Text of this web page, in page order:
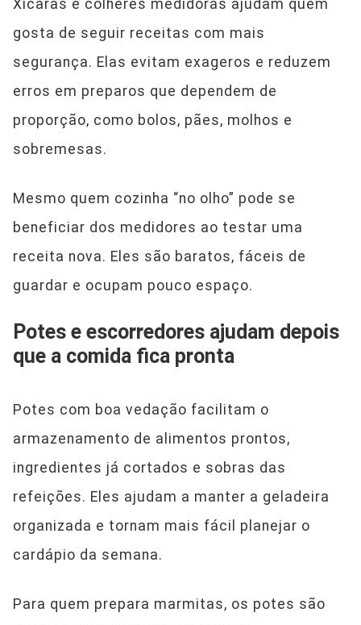
Xícaras e colheres medidoras ajudam quem
gosta de seguir receitas com mais
segurança. Elas evitam exageros e reduzem
erros em preparos que dependem de
proporção, como bolos, pães, molhos e
sobremesas.
Mesmo quem cozinha “no olho” pode se
beneficiar dos medidores ao testar uma
receita nova. Eles são baratos, fáceis de
guardar e ocupam pouco espaço.
Potes e escorredores ajudam depois
que a comida fica pronta
Potes com boa vedação facilitam o
armazenamento de alimentos prontos,
ingredientes já cortados e sobras das
refeições. Eles ajudam a manter a geladeira
organizada e tornam mais fácil planejar o
cardápio da semana.
Para quem prepara marmitas, os potes são